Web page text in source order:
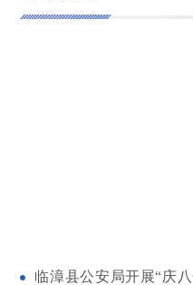
临漳县公安局开展“庆